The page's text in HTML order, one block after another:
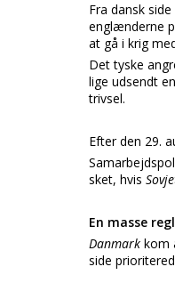
Fra dansk
englænderne
at gå i krig
Det tyske
lige udsendt
trivsel.
Efter den 29.
sket, hvis
En masse
Danmark kom
side